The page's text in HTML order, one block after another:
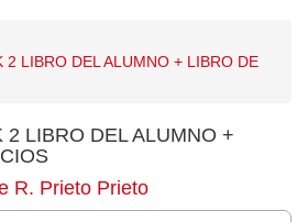
2 LIBRO DEL ALUMNO + LIBRO DE
2 LIBRO DEL ALUMNO +
R. Prieto Prieto